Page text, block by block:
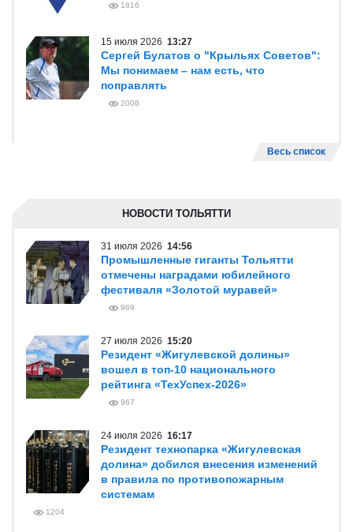
1816
15 июля 2026 13:27
Сергей Булатов о "Крыльях Советов":
Мы понимаем – нам есть, что
поправлять
2006
Весь список
НОВОСТИ ТОЛЬЯТТИ
31 июля 2026 14:56
Промышленные гиганты Тольятти
отмечены наградами юбилейного
фестиваля «Золотой муравей»
969
27 июля 2026 15:20
Резидент «Жигулевской долины»
вошел в топ-10 национального
рейтинга «ТехУспех-2026»
967
24 июля 2026 16:17
Резидент технопарка «Жигулевская
долина» добился внесения изменений
в правила по противопожарным
системам
1204